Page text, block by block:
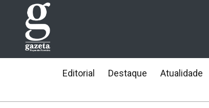
Editorial Destaque Atualidade